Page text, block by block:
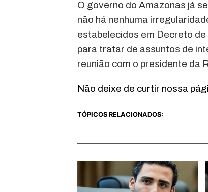
O governo do Amazonas já
não há nenhuma
estabelecidos em Decreto
para tratar de assuntos de
reunião com o presidente da
Não deixe de curtir nossa
TÓPICOS RELACIONADOS: